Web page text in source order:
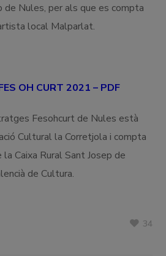
de Nules, per als que es compta
local Malparlat.
OH CURT 2021 – PDF
Fesohcurt de Nules està
Cultural la Corretjola i compta
la Caixa Rural Sant Josep de
de Cultura.
34